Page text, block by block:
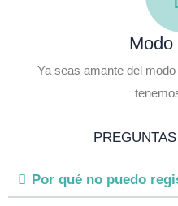
Ya seas amante del
Por qué no puedo